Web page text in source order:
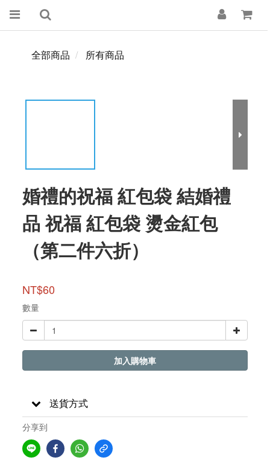
全部商品 所有商品
婚禮的祝福 紅包袋 結婚禮
品 祝福 紅包袋 燙金紅包
（第二件六折）
NT$60
數量
加入購物車
送貨方式
分享到